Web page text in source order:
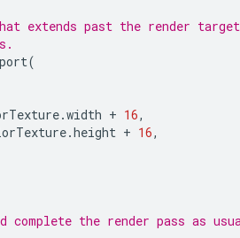
extends past the render
(
.width + 16,
.height + 16,
complete the render pass as